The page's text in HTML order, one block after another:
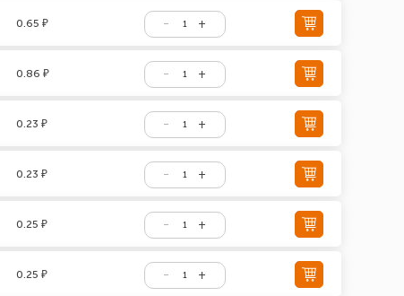
0.65 ₽
0.86 ₽
0.23 ₽
0.23 ₽
0.25 ₽
0.25 ₽